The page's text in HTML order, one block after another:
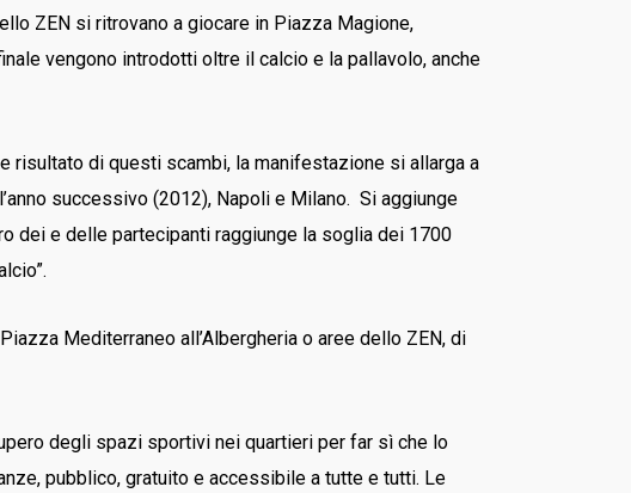
ZEN si ritrovano a giocare in Piazza Magione,
vengono introdotti oltre il calcio e la pallavolo, anche
risultato di questi scambi, la manifestazione si allarga a
successivo (2012), Napoli e Milano. Si aggiunge
dei e delle partecipanti raggiunge la soglia dei 1700
Mediterraneo all’Albergheria o aree dello ZEN, di
degli spazi sportivi nei quartieri per far sì che lo
pubblico, gratuito e accessibile a tutte e tutti. Le